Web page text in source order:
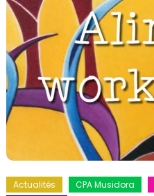
Actualités CPA Musidora